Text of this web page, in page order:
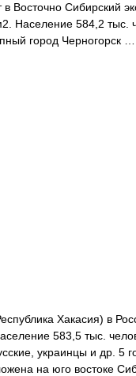
Восточно Сибирский
Население 584,2 тыс.
город Черногорск
Хакасия) в
583,5 тыс.
украинцы и др. 5
на юго востоке